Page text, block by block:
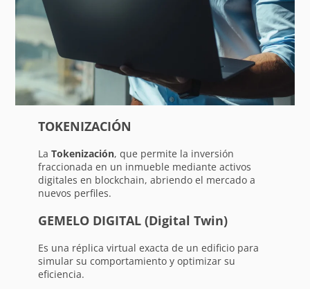
TOKENIZACIÓN
La Tokenización, que permite la inversión
fraccionada en un inmueble mediante activos
digitales en blockchain, abriendo el mercado a
nuevos perfiles.
GEMELO DIGITAL (Digital Twin)
Es una réplica virtual exacta de un edificio para
simular su comportamiento y optimizar su
eficiencia.